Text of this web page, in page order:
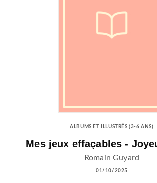
ALBUMS ET ILLUSTRÉS (3-6 ANS)
Mes jeux effaçables -
Romain Guyard
01/10/2025